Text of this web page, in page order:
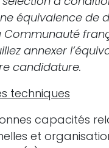
équivalence de
Communauté
annexer
candidature.
techniques
capacités
et